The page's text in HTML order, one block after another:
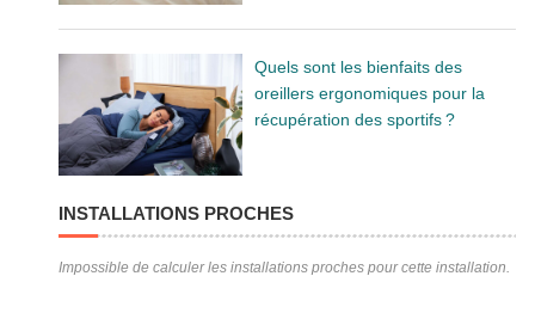
Quels sont les bienfaits des
oreillers ergonomiques pour la
récupération des sportifs ?
INSTALLATIONS PROCHES
Impossible de calculer les installations proches pour cette installation.